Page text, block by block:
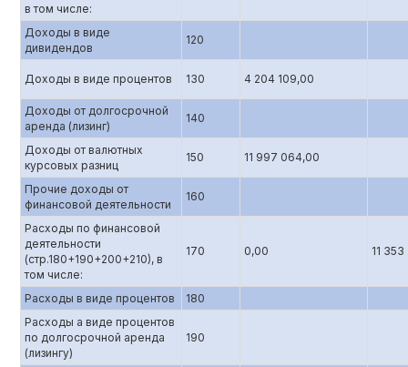
в том числе:
Доходы в виде
дивидендов
120
Доходы в виде процентов 130 4 204 109,00
Доходы от долгосрочной
аренда (лизинг)
140
Доходы от валютных
курсовых разниц
150 11 997 064,00
Прочие доходы от
финансовой деятельности
160
Расходы по финансовой
деятельности
(стр.180+190+200+210), в
том числе:
170 0,00 11
Расходы в виде процентов
180
Расходы а виде процентов
по долгосрочной аренда
(лизингу)
190